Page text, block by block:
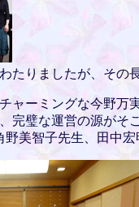
りましたが、その
ャーミングな今野
完璧な運営の源が
美智子先生、田中宏